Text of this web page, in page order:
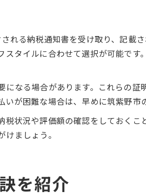
る納税通知書を受け取り、記載
タイルに合わせて選択が可能で
なる場合があります。これらの
が困難な場合は、早めに筑紫野市
状況や評価額の確認をしておく
ましょう。
を紹介